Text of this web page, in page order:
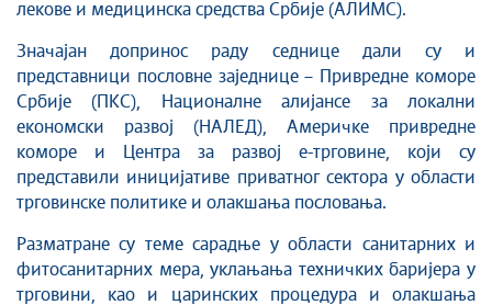
лекове и медицинска средства Србије (АЛИМС).
Значајан допринос раду седнице дали су и
представници пословне заједнице – Привредне коморе
Србије (ПКС), Националне алијансе за локални
економски развој (НАЛЕД), Америчке привредне
коморе и Центра за развој е-трговине, који су
представили иницијативе приватног сектора у области
трговинске политике и олакшања пословања.
Разматране су теме сарадње у области санитарних и
фитосанитарних мера, уклањања техничких баријера у
трговини, као и царинских процедура и олакшања